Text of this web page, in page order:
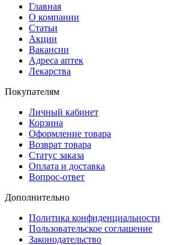
Главная
О компании
Статьи
Акции
Вакансии
Адреса аптек
Лекарства
Покупателям
Личный кабинет
Корзина
Оформление товара
Возврат товара
Статус заказа
Оплата и доставка
Вопрос-ответ
Дополнительно
Политика конфиденциальности
Пользовательское соглашение
Законодательство